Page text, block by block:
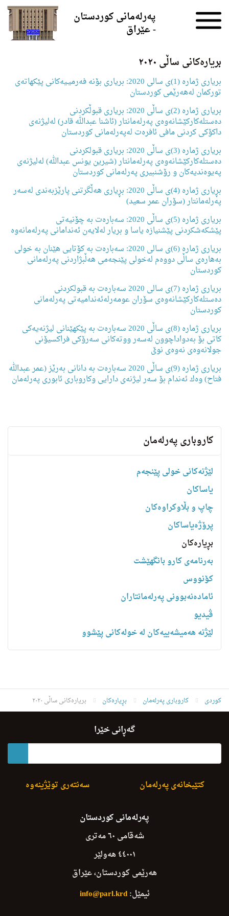
پەرلەمانی کوردستان
- عێراق
بریارەکانی ساڵی ٢٠٢٠
بریاری ژمارە (1)ی سالی 2020: بریاری بۆنە فەرمیـیەكانی پێكهاتەی
توركمان لەهەرێمی كوردستان
دەستلەكاركێشانەوەی پەرلەمانتار (ئاشنا عبدالله قادر) لەلیژنەی
داكۆكی كردنی مافی ئافرەت لەپەرلەمانی كوردستان
بریاری ژمارە (3)ی ساڵی 2020: بریاری قبولكردنی
دەستلەكاركێشانەوەی پەرلەمانتار (شیرین یونس عبدالله) لەلیژنەی
پەیوەندیەكان و رۆشنبیری پەرلەمانی كوردستان
بڕیاری ژمارە (4)ی ساڵی 2020: بڕیاری هەڵگرتنی پارێزبەندی لەسەر
پەرلەمانتار (سۆران عمر سعید)
بریاری ژمارە (5)ی ساڵی 2020: سەبارەت بە چۆنیەتی
پێشكەشكردنی پێشنیازە یاسا و بریار لەلایەن ئەندامانی پەرلەمانەوە
بریاری ژمارە (6)ی سالی 2020: سەبارەت بە كۆتایی هێنان بە خولی
بەهارەی ساڵی دووەم لەخولی پێنجەمی هەڵبژاردنی پەرلەمانی
كوردستان
بریاری ژمارە (7)ی سالی 2020 سەبارەت بە قبولكردنی
دەستلەكاركێشانەوەی سۆران عومەرلەئەندامیەتی پەرلەمانی
كوردستان
بریاری ژمارە (8)ی ساڵی 2020 سەبارەت بە پێكهێنانی لیژنەیەكی
كاتی بۆ بەدواداچوون لەسەر ووتەكانی سەرۆكی فراكسیۆنی
جولانەوەی نەوەی نوێ
بریاری ژمارە (9)ی ساڵی 2020 سەبارەت بە دانانی بەرێز (عمر عبداللە
فتاح) وەك ئەندام بۆ سەر لیژنەی دارایی وكاروباری ئابوری پەرلەمان
کاروباری پەرلەمان
لێژنەکانی خولی پێنجەم
یاساكان
چاپ و بڵاوکراوەکان
پرۆژەیاساکان
بڕیارەکان
به‌رنامه‌ى كارو بانگهێشت
کۆنووس
ئامادەنەبوونی پەرلەمانتاران
ڤیدیو
لێژنە هەمیشەییەکان لە خولەکانی پێشوو
کوردی کاروباری پەرلەمان بڕیارەکان بریارەکانی ساڵی ٢٠٢٠
گەڕانی خێرا
سەنتەری توێژینەوە کتێبخانەی پەرلەمان
پەرلەمانی کوردستان
شەقامی ٦٠ مەتری
٤٤٠٠١ هەولێر
هەرێمی کوردستان، عێراق
ئیمێل:info@parl.krd